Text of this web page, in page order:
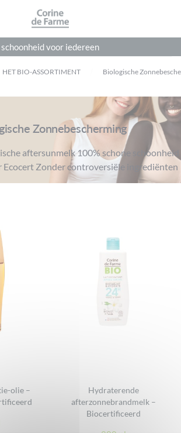
CORINE DE FARME
schoonheid voor iedereen
HET BIO-ASSORTIMENT Biologische
Zonnebescherming
aftersunmelk 100% schone schoonheid
Zonder controversiële ingrediënten
olie –
Hydraterende
afterzonnebrandmelk –
Biocertificeerd